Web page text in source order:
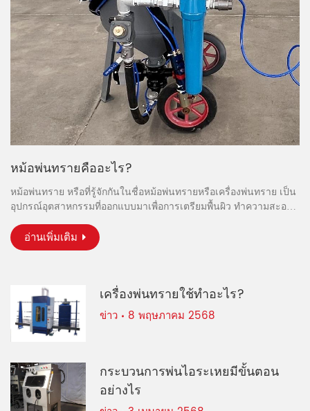
หม้อพ่นทรายคืออะไร?
หม้อพ่นทราย หรือที่รู้จักกันในชื่อหม้อพ่นทรายหรือเครื่องพ่นทราย เป็น
อุปกรณ์อุตสาหกรรมที่ออกแบบมาเพื่อการเตรียมพื้นผิว ทำความสะอาด
และตกแต่งผิวโดยการพ่นวัสดุขัดด้วยแรงดันสูงลงบนพื้นผิวเป้าหมาย
กระบวนการนี้เรียกว่าการพ่นทรายหรือการพ่นทรายแบบขัดถู ซึ่งใช้กัน
อย่างแพร่หลายในอุตสาหกรรมต่างๆ เช่น งานโลหะ ยานยนต์ ต่อเรือ
อ่านเพิ่มเติม
เครื่องพ่นทรายใช้ทำอะไร?
ข่าว 8 พฤษภาคม 2568
กระบวนการพ่นไอระเหยมีขั้นตอน
อย่างไร